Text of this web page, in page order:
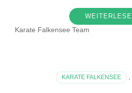
Karate Falkensee Team
KARATE FALKENSEE ,